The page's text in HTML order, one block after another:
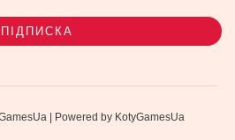
ПІДПИСКА
| Powered by KotyGamesUa